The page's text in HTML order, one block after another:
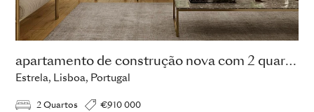
apartamento de construção nova com 2 quartos
Estrela, Lisboa, Portugal
2 Quartos
€910 000